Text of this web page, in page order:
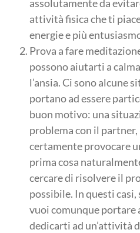
assolutamente da
attività fisica che ti
energie e più
Prova a fare
possono aiutarti a
l’ansia. Ci sono alcune
portano ad essere
buon motivo: una
problema con il
certamente provocare
prima cosa
cercare di risolvere il
possibile. In questi casi,
vuoi comunque portare
dedicarti ad un’attività